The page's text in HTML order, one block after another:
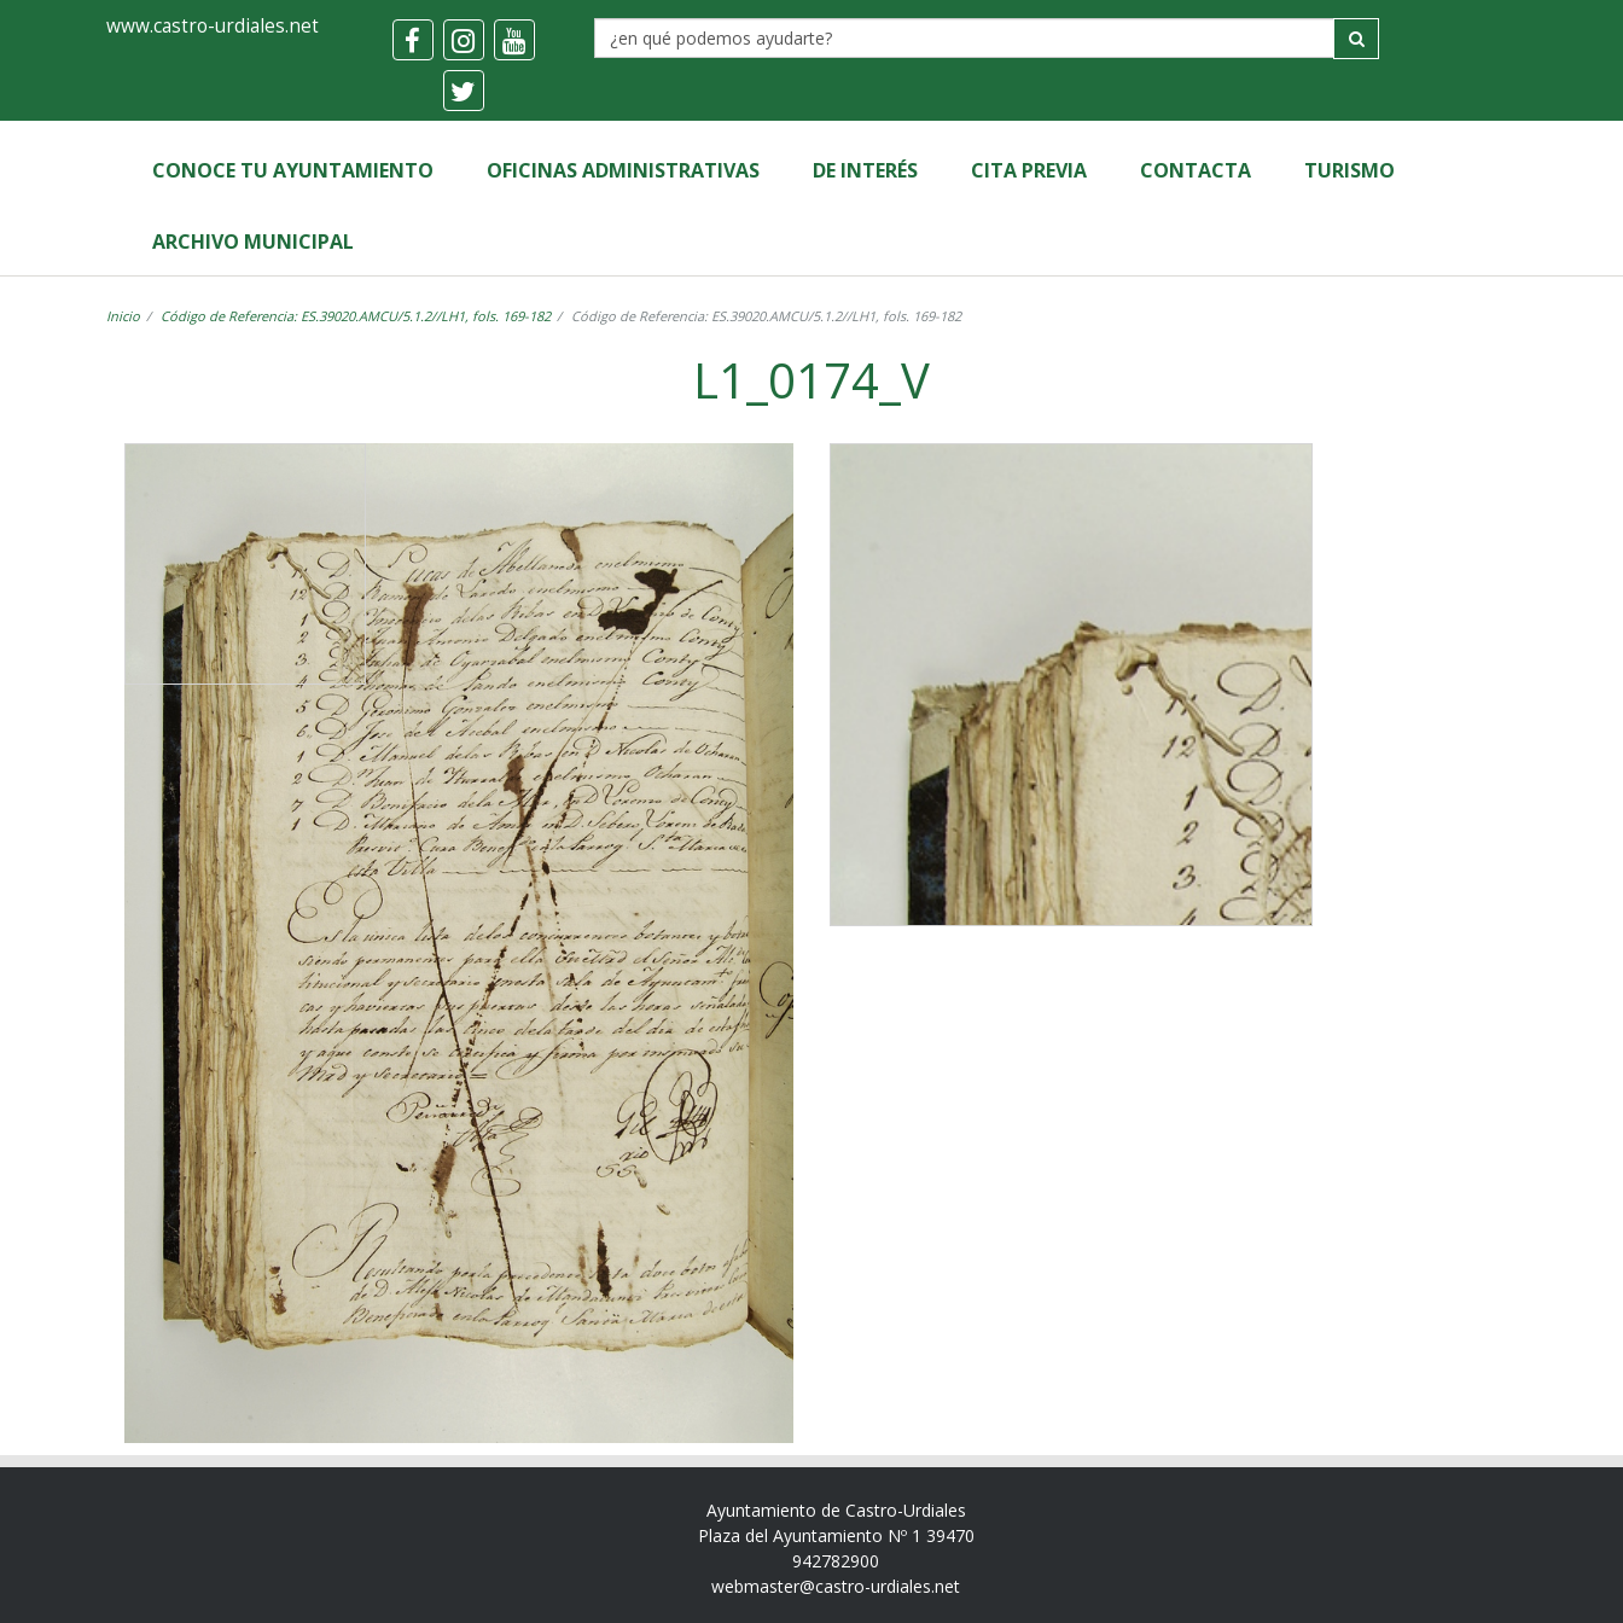
Ayuntamiento
Castro-
Urdiales
www.castro-urdiales.net
CONOCE TU AYUNTAMIENTO OFICINAS ADMINISTRATIVAS DE INTERÉS CITA PREVIA CONTACTA TURISMO
ARCHIVO MUNICIPAL
Inicio Código de Referencia: ES.39020.AMCU/5.1.2//LH1, fols. 169-182 Código de Referencia: ES.39020.AMCU/5.1.2//LH1, fols. 169-182
L1_0174_V
Ayuntamiento de Castro-Urdiales
Plaza del Ayuntamiento Nº 1 39470
942782900
webmaster@castro-urdiales.net